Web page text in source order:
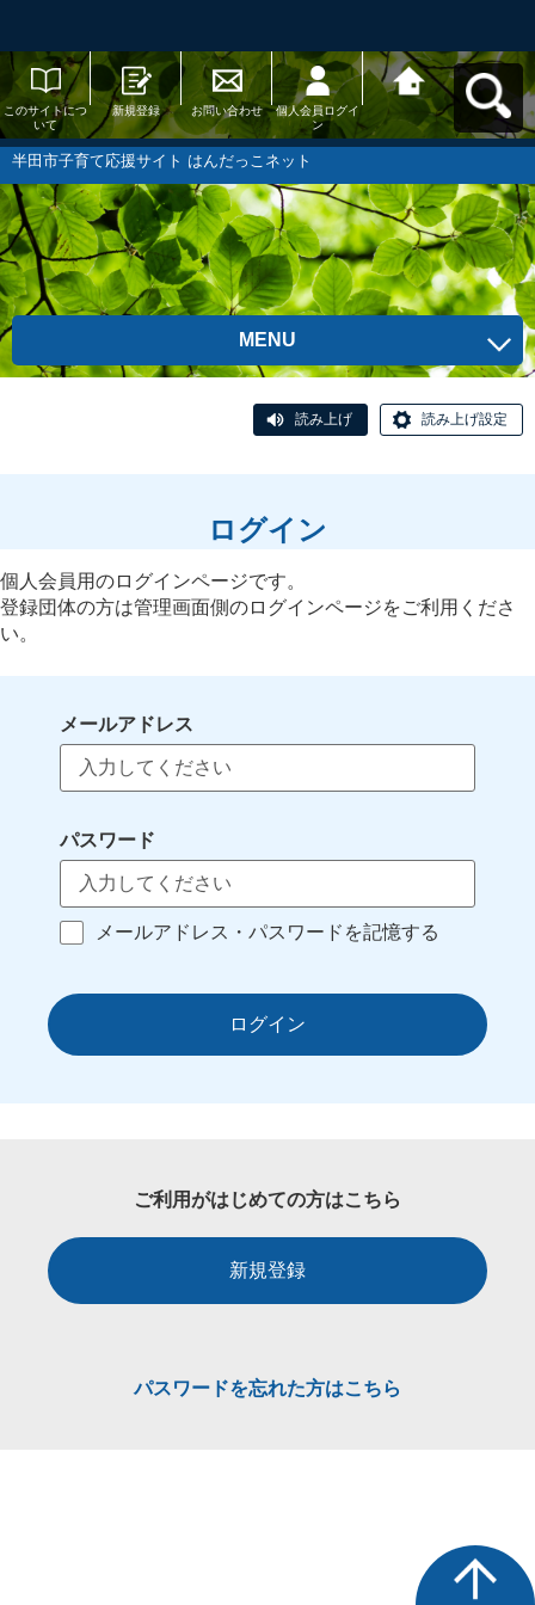
このサイトにつ
いて
新規登録 お問い合わせ
個人会員ログイ
ン
半田市子育て応
援サイト はんだ
っこネットへ戻
半田市子育て応援サイト はんだっこネット
MENU
読み上げ 読み上げ設定
ログイン
個人会員用のログインページです。
登録団体の方は管理画面側のログインページをご利用くださ
い。
メールアドレス
パスワード
メールアドレス・パスワードを記憶する
ログイン
ご利用がはじめての方はこちら
新規登録
パスワードを忘れた方はこちら